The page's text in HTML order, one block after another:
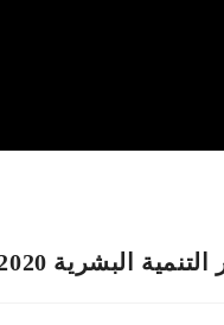
من خلال برنامج الأمم المتحدة الإنمائي